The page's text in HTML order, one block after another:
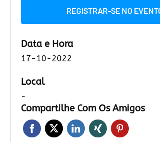
REGISTRAR-SE NO
Data e Hora
17-10-2022
Local
-
Compartilhe Com Os Amigos